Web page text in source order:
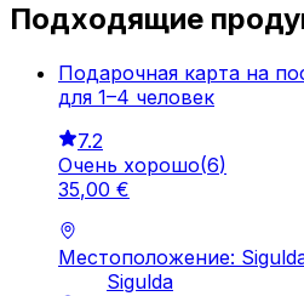
Подходящие
Подарочная карта на
для 1–4 человек
7.2
Очень хорошо(6)
35,00 €
Местоположение:
Sigulda